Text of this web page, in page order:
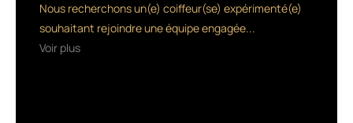
salon
Power
Define
Nous recherchons un(e) coiffeur(se) expérimenté(e)
souhaitant rejoindre une équipe engagée...
Voir plus